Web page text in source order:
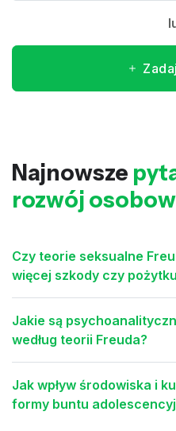
Najnowsze
rozwój
Czy teorie seksualne
więcej szkody czy
Jakie są
według teorii Freuda?
Jak wpływ środowiska i
formy buntu